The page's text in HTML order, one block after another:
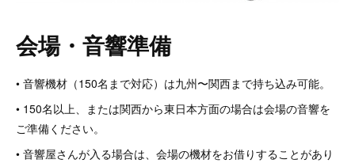
会場・音響準備
• 音響機材（150名まで対応）は九州〜関西まで持ち込み可能。
• 150名以上、または関西から東日本方面の場合は会場の音響を
ご準備ください。
• 音響屋さんが入る場合は、会場の機材をお借りすることがあり